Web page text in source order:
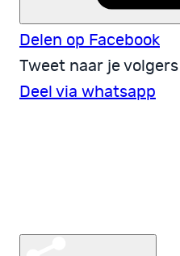
Delen op Facebook
Tweet naar je volgers
Deel via whatsapp